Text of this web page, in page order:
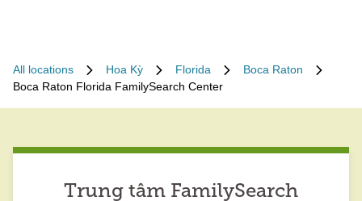
All locations Hoa Kỳ Florida
Boca Raton
Boca Raton Florida FamilySearch Center
Trung tâm FamilySearch